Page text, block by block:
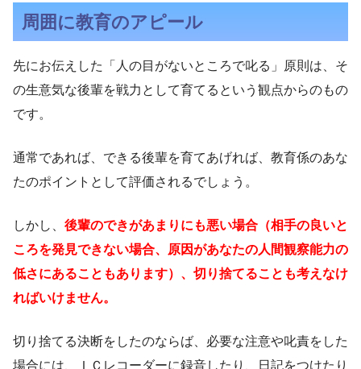
周囲に教育のアピール
先にお伝えした「人の目がないところで叱る」原則は、そ
の生意気な後輩を戦力として育てるという観点からのもの
です。
通常であれば、できる後輩を育てあげれば、教育係のあな
たのポイントとして評価されるでしょう。
しかし、 後輩のできがあまりにも悪い場合（相手の良いと
ころを発見できない場合、原因があなたの人間観察能力の
低さにあることもあります）、切り捨てることも考えなけ
ればいけません。
切り捨てる決断をしたのならば、必要な注意や叱責をした
場合には、ＩＣレコーダーに録音したり、日記をつけたり